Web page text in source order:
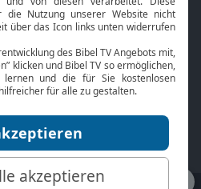
Service
Kontakt
TV-Empfang